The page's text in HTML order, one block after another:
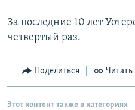
За последние 10 лет
четвертый раз.
Поделиться Читать
Этот контент также в категориях